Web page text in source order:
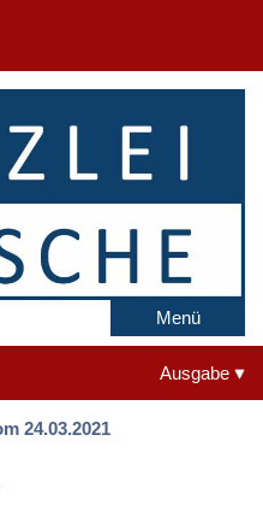
Menü
Ausgabe
24.03.2021